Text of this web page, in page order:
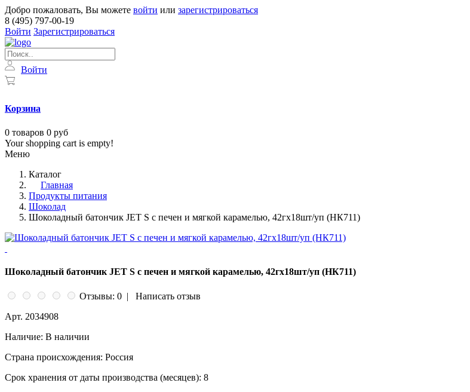
Добро пожаловать, Вы можете войти или зарегистрироваться
8 (495) 797-00-19
Войти Зарегистрироваться
Войти
Корзина
0 товаров 0 руб
Your shopping cart is empty!
Меню
Каталог
Главная
Продукты питания
Шоколад
Шоколадный батончик JET S с печен и мягкой карамелью, 42гх18шт/уп (НК711)
Шоколадный батончик JET S с печен и мягкой карамелью, 42гх18шт/уп (НК711)
Отзывы: 0 |
Написать отзыв
Арт. 2034908
Наличие: В наличии
Страна происхождения: Россия
Срок хранения от даты производства (месяцев): 8